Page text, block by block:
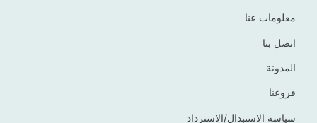
معلومات عنا
اتصل بنا
المدونة
فروعنا
سياسة الاستبدال/الاسترداد